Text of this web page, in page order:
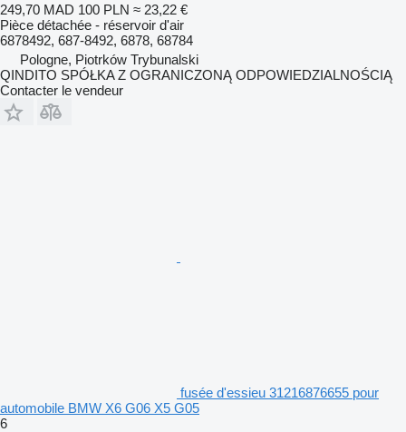
249,70 MAD 100 PLN ≈ 23,22 €
Pièce détachée - réservoir d'air
6878492, 687-8492, 6878, 68784
Pologne, Piotrków Trybunalski
QINDITO SPÓŁKA Z OGRANICZONĄ ODPOWIEDZIALNOŚCIĄ
Contacter le vendeur
fusée d'essieu 31216876655 pour
automobile BMW X6 G06 X5 G05
6